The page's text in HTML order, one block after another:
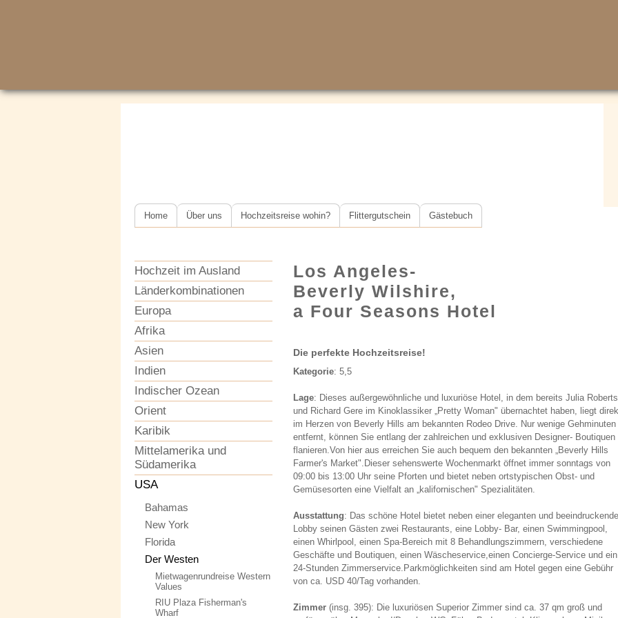
Home Über uns Hochzeitsreise wohin? Flittergutschein Gästebuch
Hochzeit im Ausland
Länderkombinationen
Europa
Afrika
Asien
Indien
Indischer Ozean
Orient
Karibik
Mittelamerika und
Südamerika
USA
Bahamas
New York
Florida
Der Westen
Mietwagenrundreise Western
Values
RIU Plaza Fisherman's
Wharf
Los Angeles-
Beverly Wilshire,
a Four Seasons Hotel
Die perfekte Hochzeitsreise!
Kategorie: 5,5
Lage: Dieses außergewöhnliche und luxuriöse Hotel, in dem bereits Julia Roberts
und Richard Gere im Kinoklassiker „Pretty Woman" übernachtet haben, liegt
im Herzen von Beverly Hills am bekannten Rodeo Drive. Nur wenige Gehminuten
entfernt, können Sie entlang der zahlreichen und exklusiven Designer- Boutiquen
flanieren.Von hier aus erreichen Sie auch bequem den bekannten „Beverly Hills
Farmer's Market".Dieser sehenswerte Wochenmarkt öffnet immer sonntags von
09:00 bis 13:00 Uhr seine Pforten und bietet neben ortstypischen Obst- und
Gemüsesorten eine Vielfalt an „kalifornischen" Spezialitäten.
Ausstattung: Das schöne Hotel bietet neben einer eleganten und
Lobby seinen Gästen zwei Restaurants, eine Lobby- Bar, einen Swimmingpool,
einen Whirlpool, einen Spa-Bereich mit 8 Behandlungszimmern, verschiedene
Geschäfte und Boutiquen, einen Wäscheservice,einen Concierge-Service und ein
24-Stunden Zimmerservice.Parkmöglichkeiten sind am Hotel gegen eine Gebühr
von ca. USD 40/Tag vorhanden.
Zimmer(insg. 395): Die luxuriösen Superior Zimmer sind ca. 37 qm groß und